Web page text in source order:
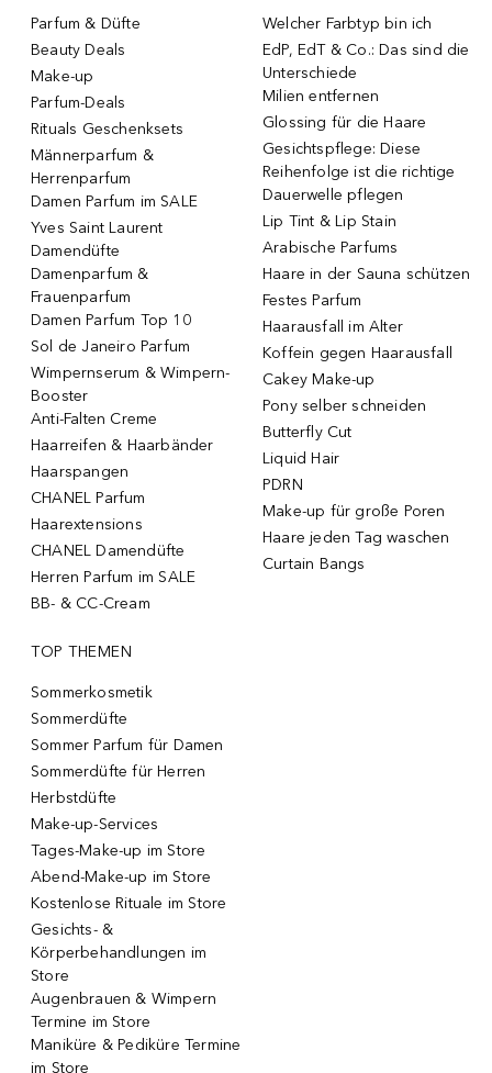
Parfum & Düfte
Beauty Deals
Make-up
Parfum-Deals
Rituals Geschenksets
Männerparfum &
Herrenparfum
Damen Parfum im SALE
Yves Saint Laurent
Damendüfte
Damenparfum &
Frauenparfum
Damen Parfum Top 10
Sol de Janeiro Parfum
Wimpernserum & Wimpern-
Booster
Anti-Falten Creme
Haarreifen & Haarbänder
Haarspangen
CHANEL Parfum
Haarextensions
CHANEL Damendüfte
Herren Parfum im SALE
BB- & CC-Cream
Welcher Farbtyp bin ich
EdP, EdT & Co.: Das sind die
Unterschiede
Milien entfernen
Glossing für die Haare
Gesichtspflege: Diese
Reihenfolge ist die richtige
Dauerwelle pflegen
Lip Tint & Lip Stain
Arabische Parfums
Haare in der Sauna schützen
Festes Parfum
Haarausfall im Alter
Koffein gegen Haarausfall
Cakey Make-up
Pony selber schneiden
Butterfly Cut
Liquid Hair
PDRN
Make-up für große Poren
Haare jeden Tag waschen
Curtain Bangs
TOP THEMEN
Sommerkosmetik
Sommerdüfte
Sommer Parfum für Damen
Sommerdüfte für Herren
Herbstdüfte
Make-up-Services
Tages-Make-up im Store
Abend-Make-up im Store
Kostenlose Rituale im Store
Gesichts- &
Körperbehandlungen im
Store
Augenbrauen & Wimpern
Termine im Store
Maniküre & Pediküre Termine
im Store